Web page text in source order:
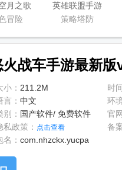
月之歌
本
冒险
英雄联盟手游
国服正版
策略塔防
火战车手游最新
小： 211.2M 时
言： 中文 环
别： 国产软件/ 免费软件 官
私政策： 点击查看 备
名： com.nhzckx.yucpa